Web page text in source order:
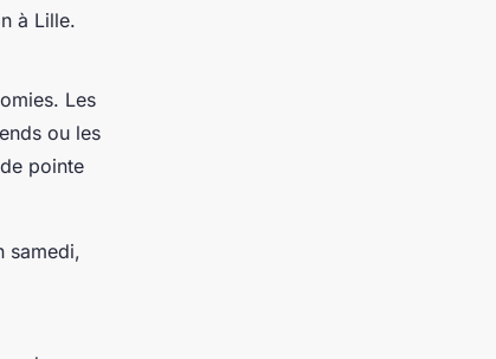
à Lille.
Les
ou les
pointe
samedi,